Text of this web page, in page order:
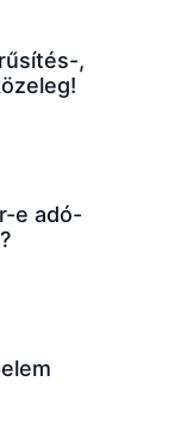
,
e adó-